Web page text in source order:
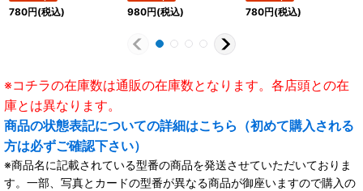
780円(税込)
980円(税込)
780円(税込)
※コチラの在庫数は通販の在庫数となります。各店頭との在
庫とは異なります。
商品の状態表記についての詳細はこちら（初めて購入される
方は必ずご確認下さい）
※商品名に記載されている型番の商品を発送させていただいておりま
す。一部、写真とカードの型番が異なる商品が御座いますので購入の